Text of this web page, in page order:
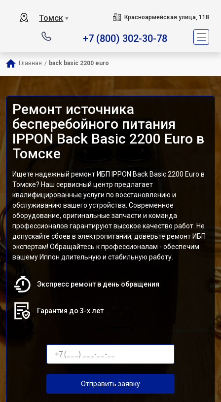
Томск ▼ Красноармейская улица, 118
+7 (800) 302-30-78
Главная / back basic 2200 euro
Ремонт источника
бесперебойного питания
IPPON Back Basic 2200 Euro в
Томске
Ищете надежный ремонт ИБП IPPON Back Basic 2200 Euro в
Томске? Наш сервисный центр предлагает
квалифицированные услуги по восстановлению и
обслуживанию вашего устройства. Современное
оборудование, оригинальные запчасти и команда
профессионалов гарантируют высокое качество работ. Не
допускайте сбоев в электропитании, доверьте ремонт ИБП
экспертам! Обращайтесь к профессионалам - обеспечим
вашему Иппон длительную и стабильную работу.
Экспресс ремонт в день обращения
Гарантия до 3-х лет
Отправить заявку